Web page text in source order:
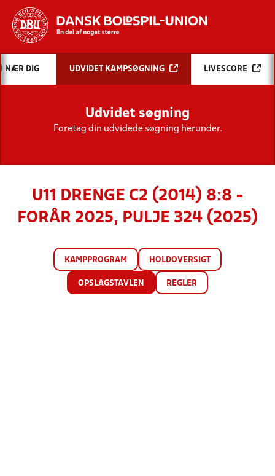
Hvad vil du søge efter?
INDHOLD OG NYHEDER
STILLINGER, RESULTATER, KLUBBER OG
HOLD
NÆR DIG UDVIDET KAMPSØGNING LIVESCORE
Udvidet søgning
Foretag din udvidede søgning herunder.
U11 DRENGE C2 (2014) 8:8 -
FORÅR 2025, PULJE 324 (2025)
KAMPPROGRAM HOLDOVERSIGT
OPSLAGSTAVLEN REGLER